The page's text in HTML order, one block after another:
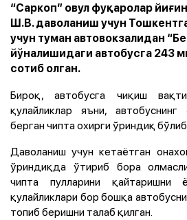
“Саркоп” овул фуқаролар
Ш.В. даволаниш учун
учун туман автовокзалидан
йўналишидаги автобусга 243
сотиб олган.
Бироқ, автобусга чиқиш
қулайликлар яъни,
берган чипта охирги ўриндиқ
Даволаниш учун кетаётган
ўриндиқда ўтириб бора
чипта пулларини қайтаришни
қулайликлари бор бошқа
топиб беришни талаб қилган.